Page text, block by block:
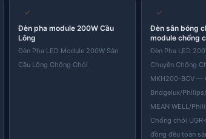
✓
Đèn pha module 200W Cầu
Lông
Đèn Pha LED Module 200W Sân
Cầu Lông Chống Chói
✓
Đèn sân bóng
module chống
Đèn Pha LED
Chuyền Chống
MKH200-BCV —
Bridgelux/
MEAN WELL/
Chống chói
đồng đều toàn